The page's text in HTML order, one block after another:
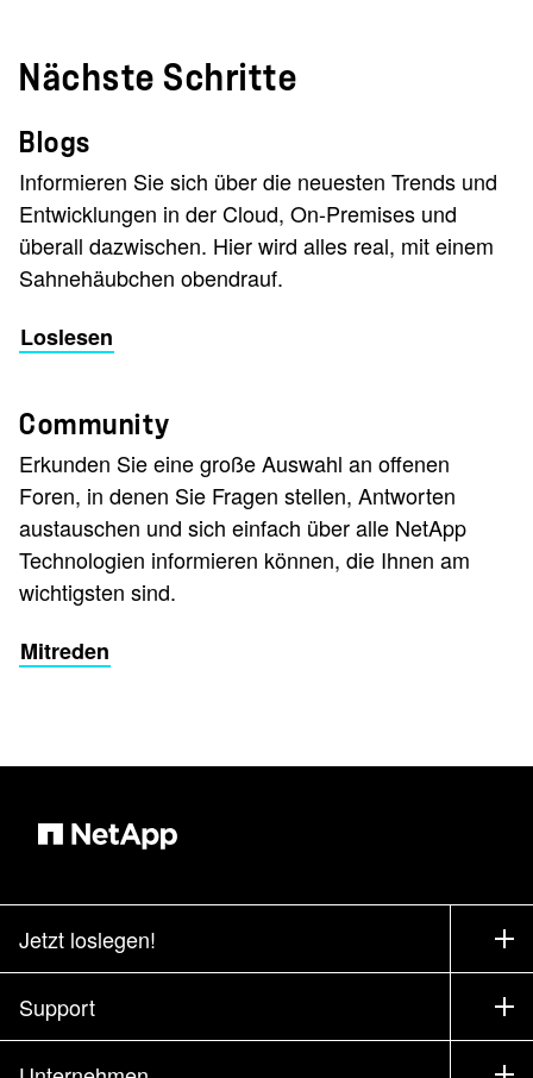
Nächste Schritte
Blogs
Informieren Sie sich über die neuesten Trends und
Entwicklungen in der Cloud, On-Premises und
überall dazwischen. Hier wird alles real, mit einem
Sahnehäubchen obendrauf.
Loslesen
Community
Erkunden Sie eine große Auswahl an offenen
Foren, in denen Sie Fragen stellen, Antworten
austauschen und sich einfach über alle NetApp
Technologien informieren können, die Ihnen am
wichtigsten sind.
Mitreden
Jetzt loslegen!
Bezugsquellen
Vertrieb kontaktieren
Support
Support